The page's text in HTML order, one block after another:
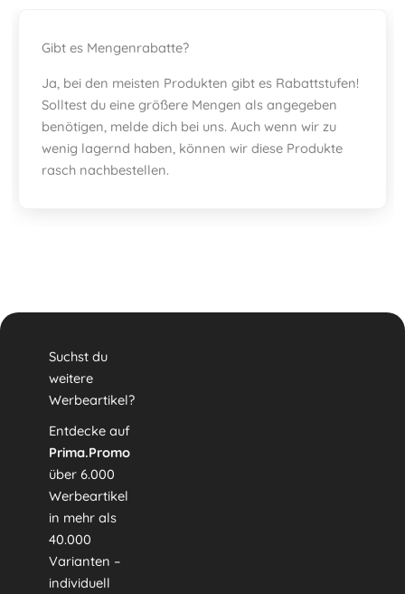
Gibt es Mengenrabatte?
Ja, bei den meisten Produkten gibt es Rabattstufen!
Solltest du eine größere Mengen als angegeben
benötigen, melde dich bei uns. Auch wenn wir zu
wenig lagernd haben, können wir diese Produkte
rasch nachbestellen.
Suchst du
weitere
Werbeartikel?
Entdecke auf
Prima.Promo
über 6.000
Werbeartikel
in mehr als
40.000
Varianten –
individuell